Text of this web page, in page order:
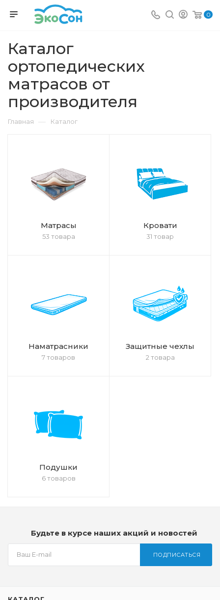
0
Каталог
ортопедических
матрасов от
производителя
Главная — Каталог
Матрасы
53 товара
Кровати
31 товар
Наматрасники
7 товаров
Защитные чехлы
2 товара
Подушки
6 товаров
Будьте в курсе наших акций и новостей
ПОДПИСАТЬСЯ